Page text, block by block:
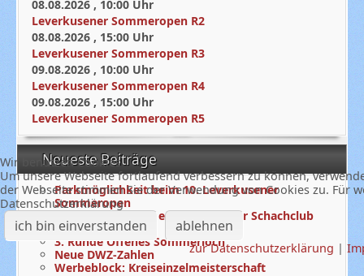
08.08.2026 , 10:00 Uhr
Leverkusener Sommeropen R2
08.08.2026 , 15:00 Uhr
Leverkusener Sommeropen R3
09.08.2026 , 10:00 Uhr
Leverkusener Sommeropen R4
09.08.2026 , 15:00 Uhr
Leverkusener Sommeropen R5
Neueste Beiträge
Parkmöglichkeit beim 10. Leverkusener
Sommeropen
Neuer Vereinsname: Leverkusener Schachclub
von 1910
3. Runde Offenes Sommerloch
Neue DWZ-Zahlen
Werbeblock: Kreiseinzelmeisterschaft
Wir benutzen Cookies
Um unsere Webseite fortlaufend verbessern zu können,
der Webseite stimmen Sie der Verwendung von Cookies zu. Für
Datenschutzerklärung
ich bin einverstanden ablehnen
zur Datenschutzerklärung |